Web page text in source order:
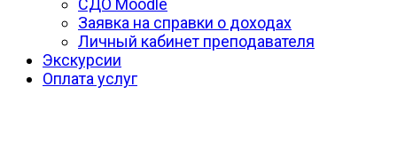
СДО Moodle
Заявка на справки о доходах
Личный кабинет преподавателя
Экскурсии
Оплата услуг